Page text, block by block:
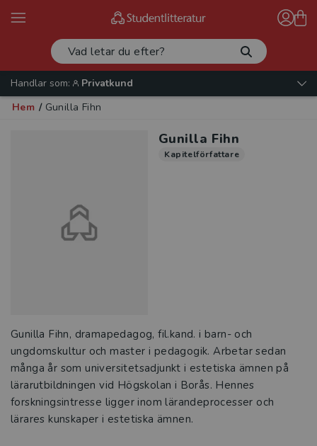
Handlar som:
Privatkund
Hem / Gunilla Fihn
Gunilla Fihn
Kapitelförfattare
Gunilla Fihn, dramapedagog, fil.kand. i barn- och
ungdomskultur och master i pedagogik. Arbetar sedan
många år som universitetsadjunkt i estetiska ämnen på
lärarutbildningen vid Högskolan i Borås. Hennes
forskningsintresse ligger inom lärandeprocesser och
lärares kunskaper i estetiska ämnen.